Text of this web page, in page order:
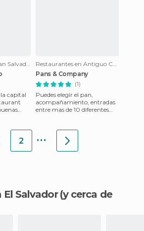
Restaurantes en San Salvador
capital
Restaurantes en Antiguo Cuscatlán
Pans & Company
(1)
Puedes elegir el pan,
acompañamiento, entradas
entre mas de 10 diferentes
2 ...
El Salvador (y cerca de